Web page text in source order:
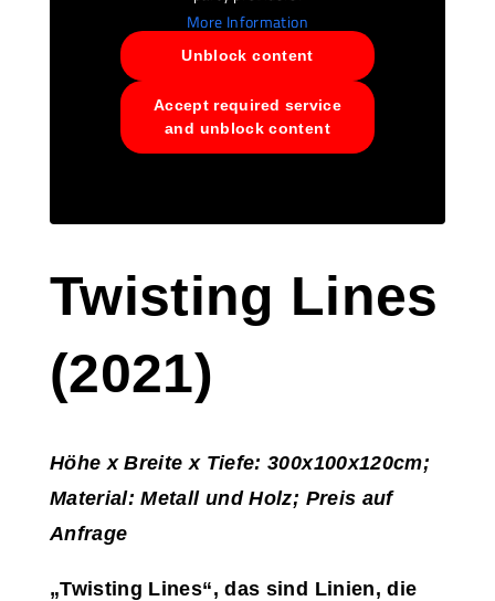
More Information
Unblock content
Accept required service
and unblock content
Twisting Lines
(2021)
Höhe x Breite x Tiefe: 300x100x120cm;
Material: Metall und Holz; Preis auf
Anfrage
„Twisting Lines“, das sind Linien, die